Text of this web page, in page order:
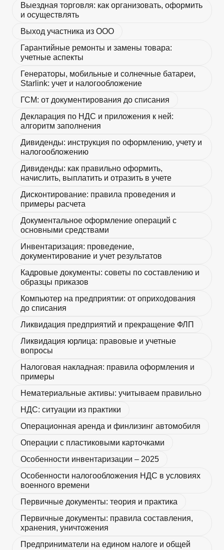
Выездная торговля: как организовать, оформить
и осуществлять
Выход участника из ООО
Гарантийные ремонты и замены товара:
учетные аспекты
Генераторы, мобильные и солнечные батареи,
Starlink: учет и налогообложение
ГСМ: от документирования до списания
Декларация по НДС и приложения к ней:
алгоритм заполнения
Дивиденды: инструкция по оформлению, учету и
налогообложению
Дивиденды: как правильно оформить,
начислить, выплатить и отразить в учете
Дисконтирование: правила проведения и
примеры расчета
Документальное оформление операций с
основными средствами
Инвентаризация: проведение,
документирование и учет результатов
Кадровые документы: советы по составлению и
образцы приказов
Компьютер на предприятии: от оприходования
до списания
Ликвидация предприятий и прекращение ФЛП
Ликвидация юрлица: правовые и учетные
вопросы
Налоговая накладная: правила оформления и
примеры
Нематериальные активы: учитываем правильно
НДС: ситуации из практики
Операционная аренда и финлизинг автомобиля
Операции с пластиковыми карточками
Особенности инвентаризации – 2025
Особенности налогообложения НДС в условиях
военного времени
Первичные документы: теория и практика
Первичные документы: правила составления,
хранения, уничтожения
Предприниматели на едином налоге и общей